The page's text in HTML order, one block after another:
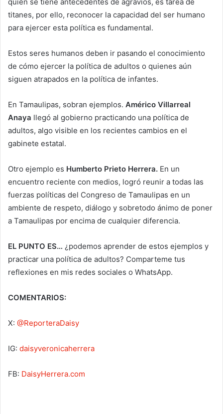
quién se tiene antecedentes de agravios, es tarea de
titanes, por ello, reconocer la capacidad del ser humano
para ejercer esta política es fundamental.
Estos seres humanos deben ir pasando el conocimiento
de cómo ejercer la política de adultos o quienes aún
siguen atrapados en la política de infantes.
En Tamaulipas, sobran ejemplos. Américo Villarreal
Anaya llegó al gobierno practicando una política de
adultos, algo visible en los recientes cambios en el
gabinete estatal.
Otro ejemplo es Humberto Prieto Herrera. En un
encuentro reciente con medios, logró reunir a todas las
fuerzas políticas del Congreso de Tamaulipas en un
ambiente de respeto, diálogo y sobretodo ánimo de poner
a Tamaulipas por encima de cualquier diferencia.
EL PUNTO ES… ¿podemos aprender de estos ejemplos y
practicar una política de adultos? Comparteme tus
reflexiones en mis redes sociales o WhatsApp.
COMENTARIOS:
X: @ReporteraDaisy
IG: daisyveronicaherrera
FB: DaisyHerrera.com